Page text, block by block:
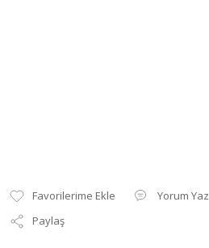
Yorum Yaz
Paylaş